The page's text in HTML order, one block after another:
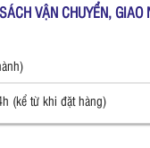
VẬN CHUYỂN, GIAO
(kể từ khi đặt hàng)